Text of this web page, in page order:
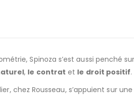
Spinoza s’est aussi penché
, le contrat et le droit positif.
chez Rousseau, s’appuient sur